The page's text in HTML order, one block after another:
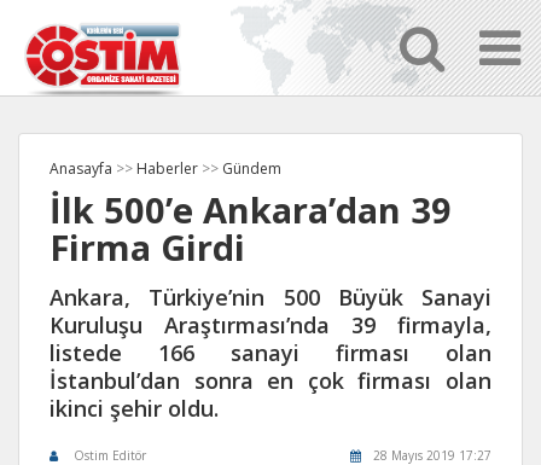
Anasayfa >> Haberler >> Gündem
İlk 500’e Ankara’dan 39
Firma Girdi
Ankara, Türkiye’nin 500 Büyük Sanayi
Kuruluşu Araştırması’nda 39 firmayla,
listede 166 sanayi firması olan
İstanbul’dan sonra en çok firması olan
ikinci şehir oldu.
Ostim Editör 28 Mayıs 2019 17:27